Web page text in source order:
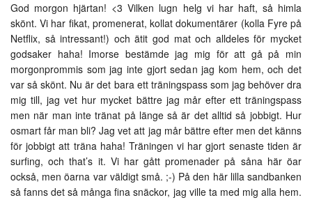
God morgon hjärtan! <3 Vilken lugn helg vi har haft, så himla
skönt. Vi har fikat, promenerat, kollat dokumentärer (kolla Fyre på
Netflix, så intressant!) och ätit god mat och alldeles för mycket
godsaker haha! Imorse bestämde jag mig för att gå på min
morgonprommis som jag inte gjort sedan jag kom hem, och det
var så skönt. Nu är det bara ett träningspass som jag behöver dra
mig till, jag vet hur mycket bättre jag mår efter ett träningspass
men när man inte tränat på länge så är det alltid så jobbigt. Hur
osmart får man bli? Jag vet att jag mår bättre efter men det känns
för jobbigt att träna haha! Träningen vi har gjort senaste tiden är
surfing, och that’s it. Vi har gått promenader på såna här öar
också, men öarna var väldigt små. ;-) På den här lilla sandbanken
så fanns det så många fina snäckor, jag ville ta med mig alla hem.